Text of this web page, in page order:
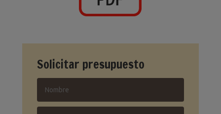
Solicitar presupuesto